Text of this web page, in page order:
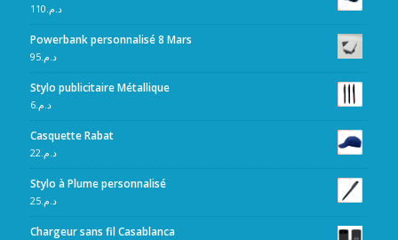
د.م. 110
Powerbank personnalisé 8 Mars
د.م.95
Stylo publicitaire Métallique
د.م.6
Casquette Rabat
د.م. 22
Stylo à Plume personnalisé
د.م.25
Chargeur sans fil Casablanca